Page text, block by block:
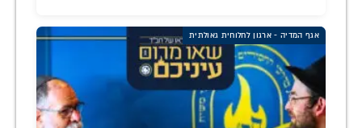
אגף המדיה - ארגון לחלוחית גאולתית